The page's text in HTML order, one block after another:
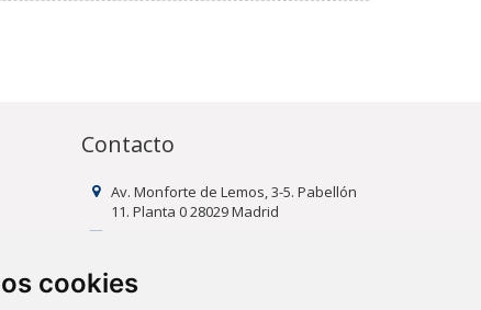
cookies
Contacto
Av. Monforte de Lemos, 3-5. Pabellón
11. Planta 0 28029 Madrid